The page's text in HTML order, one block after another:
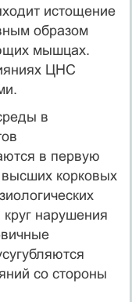
истощение
образом
мышцах.
ЦНС
в
в первую
корковых
нарушения
со стороны